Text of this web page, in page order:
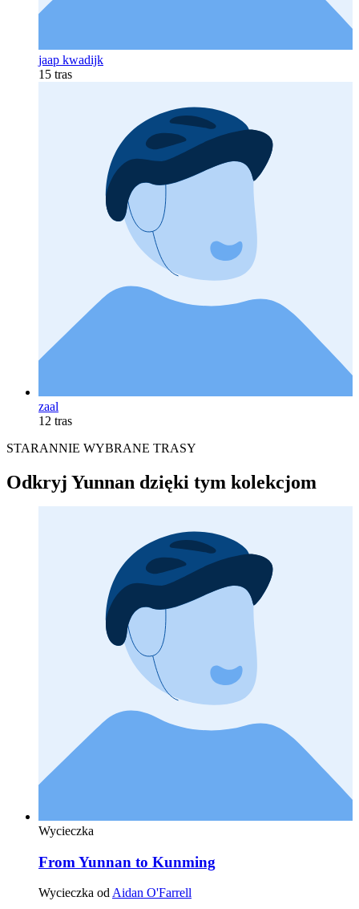
jaap kwadijk
15 tras
zaal
12 tras
STARANNIE WYBRANE TRASY
Odkryj Yunnan dzięki tym kolekcjom
Wycieczka
From Yunnan to Kunming
Wycieczka od Aidan O'Farrell